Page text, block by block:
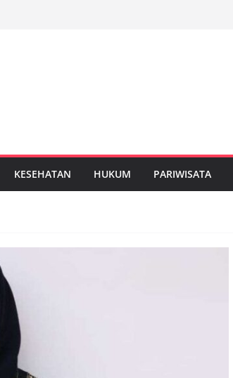
KESEHATAN HUKUM PARIWISATA